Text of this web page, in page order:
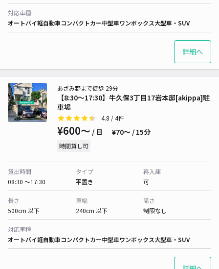
対応車種
オートバイ軽自動車コンパクトカー中型車ワンボックス大型車・SUV
詳細へ
【8:30〜17:30】牛久保3丁目17岩本邸[akippa]駐
車場
あざみ野まで徒歩 29分
4.8 / 4件
¥600〜 / 日 ¥70〜 / 15分
時間貸し可
貸出時間
08:30 〜17:30
タイプ
平置き
再入庫
可
長さ
500cm 以下
車幅
240cm 以下
高さ
制限なし
対応車種
オートバイ軽自動車コンパクトカー中型車ワンボックス大型車・SUV